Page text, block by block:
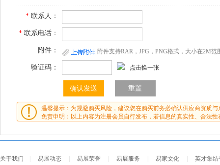
* 联系人：
* 联系电话：
附件： 附件支持RAR，JPG，PNG格式，大小在2M范
验证码： 点击换一张
温馨提示：为规避购买风险，建议您在购买前务必确认供应商资质与
免责申明：以上内容为注册会员自行发布，若信息的真实性、合法性
关于我们 易展动态 易展荣誉 易展服务 易家文化 英才集结